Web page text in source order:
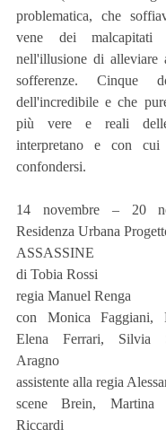
problematica, che
vene dei malcapitati
nell'illusione di alleviare
sofferenze. Cinque
dell'incredibile e che
più vere e reali
interpretano e con
confondersi.
14 novembre – 20
Residenza Urbana
ASSASSINE
di Tobia Rossi
regia Manuel Renga
con Monica Faggiani,
Elena Ferrari, Silvia
Aragno
assistente alla regia
scene Brein, Martina
Riccardi